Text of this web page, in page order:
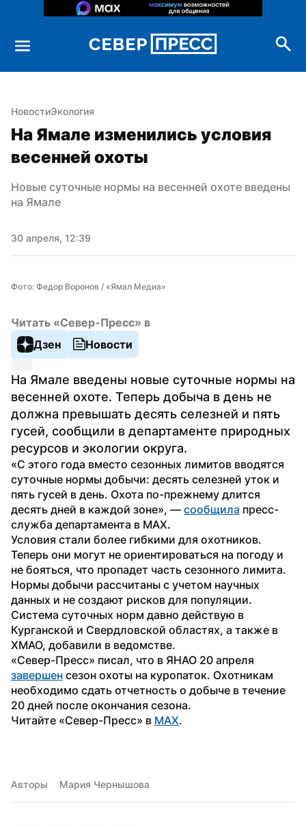
НовостиЭкология
На Ямале изменились условия
весенней охоты
Новые суточные нормы на весенней охоте введены
на Ямале
30 апреля, 12:39
Фото: Федор Воронов / «Ямал Медиа»
Читать «Север-Пресс» в
Дзен
Новости
На Ямале введены новые суточные нормы на
весенней охоте. Теперь добыча в день не
должна превышать десять селезней и пять
гусей, сообщили в департаменте природных
ресурсов и экологии округа.
«С этого года вместо сезонных лимитов вводятся
суточные нормы добычи: десять селезней уток и
пять гусей в день. Охота по-прежнему длится
десять дней в каждой зоне», — сообщила пресс-
служба департамента в MAX.
Условия стали более гибкими для охотников.
Теперь они могут не ориентироваться на погоду и
не бояться, что пропадет часть сезонного лимита.
Нормы добычи рассчитаны с учетом научных
данных и не создают рисков для популяции.
Система суточных норм давно действую в
Курганской и Свердловской областях, а также в
ХМАО, добавили в ведомстве.
завершен сезон охоты на куропаток. Охотникам
необходимо сдать отчетность о добыче в течение
20 дней после окончания сезона.
Читайте «Север-Пресс» в MAX.
Авторы Мария Чернышова